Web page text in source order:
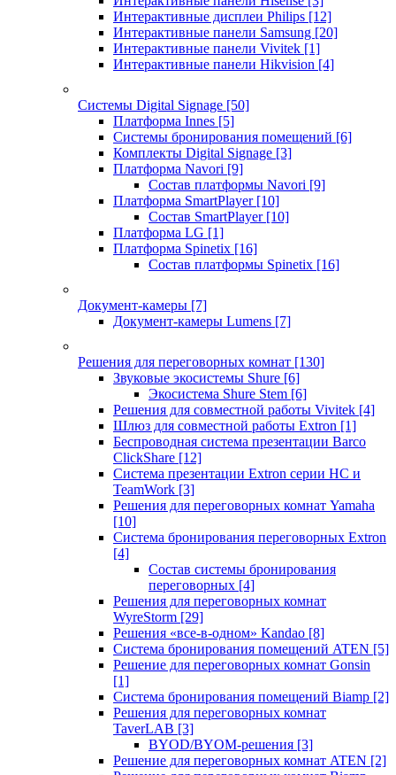
Интерактивные дисплеи Philips [12]
Интерактивные панели Samsung [20]
Интерактивные панели Vivitek [1]
Интерактивные панели Hikvision [4]
Системы Digital Signage [50]
Платформа Innes [5]
Системы бронирования помещений [6]
Комплекты Digital Signage [3]
Платформа Navori [9]
Состав платформы Navori [9]
Платформа SmartPlayer [10]
Состав SmartPlayer [10]
Платформа LG [1]
Платформа Spinetix [16]
Состав платформы Spinetix [16]
Документ-камеры [7]
Документ-камеры Lumens [7]
Решения для переговорных комнат [130]
Звуковые экосистемы Shure [6]
Экосистема Shure Stem [6]
Решения для совместной работы Vivitek [4]
Шлюз для совместной работы Extron [1]
Беспроводная система презентации Barco
ClickShare [12]
Система презентации Extron серии HC и
TeamWork [3]
Решения для переговорных комнат Yamaha
[10]
Система бронирования переговорных Extron
[4]
Состав системы бронирования
переговорных [4]
Решения для переговорных комнат
WyreStorm [29]
Решения «все-в-одном» Kandao [8]
Система бронирования помещений ATEN [5]
Решение для переговорных комнат Gonsin
[1]
Система бронирования помещений Biamp [2]
Решения для переговорных комнат
TaverLAB [3]
BYOD/BYOM-решения [3]
Решение для переговорных комнат ATEN [2]